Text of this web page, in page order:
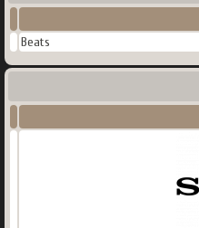
Beats